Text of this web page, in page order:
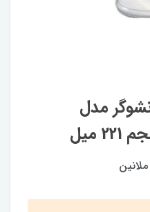
مدل